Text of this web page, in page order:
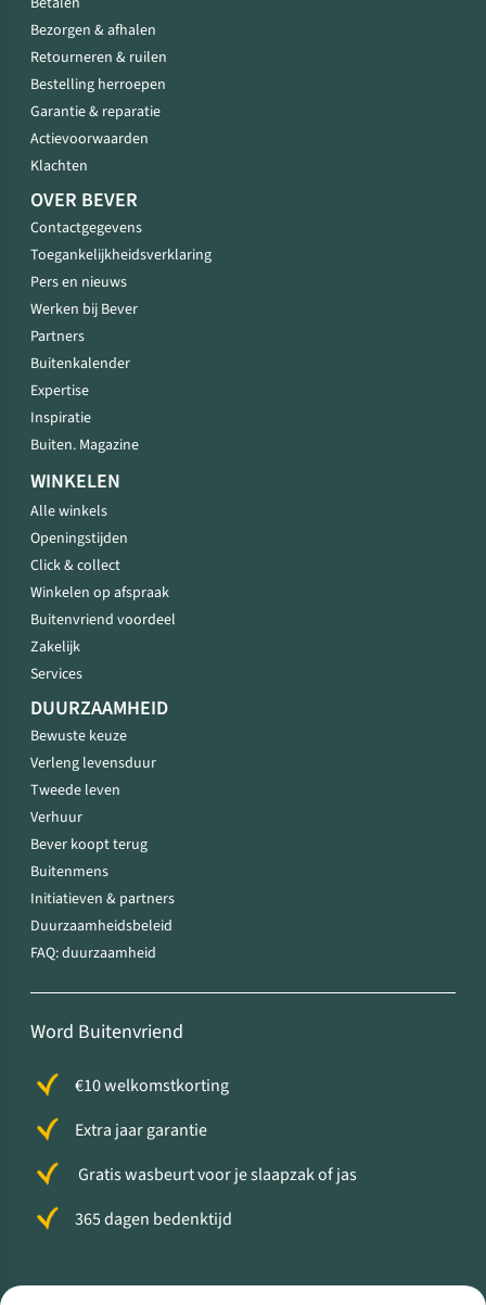
Bezorgen & afhalen
Retourneren & ruilen
Bestelling herroepen
Garantie & reparatie
Actievoorwaarden
Klachten
OVER BEVER
Contactgegevens
Toegankelijkheidsverklaring
Pers en nieuws
Werken bij Bever
Partners
Buitenkalender
Expertise
Inspiratie
Buiten. Magazine
WINKELEN
Alle winkels
Openingstijden
Click & collect
Winkelen op afspraak
Buitenvriend voordeel
Zakelijk
Services
DUURZAAMHEID
Bewuste keuze
Verleng levensduur
Tweede leven
Verhuur
Bever koopt terug
Buitenmens
Initiatieven & partners
Duurzaamheidsbeleid
FAQ: duurzaamheid
Word Buitenvriend
€10 welkomstkorting
Extra jaar garantie
Gratis wasbeurt voor je slaapzak of jas
365 dagen bedenktijd